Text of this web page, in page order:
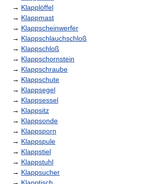
→ Klapplöffel
→ Klappmast
→ Klappscheinwerfer
→ Klappschlauchschloß
→ Klappschloß
→ Klappschornstein
→ Klappschraube
→ Klappschute
→ Klappsegel
→ Klappsessel
→ Klappsitz
→ Klappsonde
→ Klappsporn
→ Klappspule
→ Klappstiel
→ Klappstuhl
→ Klappsucher